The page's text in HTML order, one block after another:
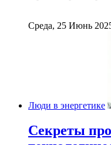
Среда, 25 Июнь
Люди в энергетике
Секреты